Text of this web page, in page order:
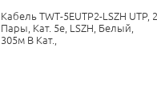
Кабель TWT-5EUTP2-LSZH UTP, 2
Пары, Кат. 5e, LSZH, Белый,
305м В Кат.,